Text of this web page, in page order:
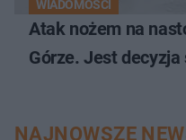
WIADOMOŚCI
Atak nożem na
Górze. Jest decyzja
NAJNOWSZE